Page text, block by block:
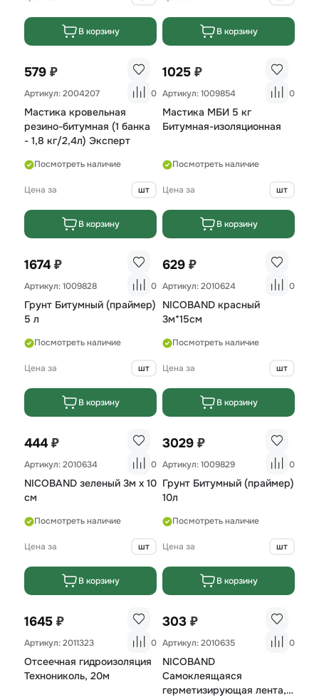
В корзину В корзину
579 ₽
Артикул: 2004207 0
Мастика кровельная
резино-битумная (1 банка
- 1,8 кг/2,4л) Эксперт
Посмотреть наличие
Цена за шт
В корзину
1025 ₽
Артикул: 1009854 0
Мастика МБИ 5 кг
Битумная-изоляционная
Посмотреть наличие
Цена за шт
В корзину
1674 ₽
Артикул: 1009828 0
Грунт Битумный (праймер)
5 л
Посмотреть наличие
Цена за шт
В корзину
629 ₽
Артикул: 2010624 0
NICOBAND красный
3м*15см
Посмотреть наличие
Цена за шт
В корзину
444 ₽
Артикул: 2010634 0
NICOBAND зеленый 3м х 10
см
Посмотреть наличие
Цена за шт
В корзину
3029 ₽
Артикул: 1009829 0
Грунт Битумный (праймер)
10л
Посмотреть наличие
Цена за шт
В корзину
1645 ₽
Артикул: 2011323 0
Отсеечная гидроизоляция
Технониколь, 20м
303 ₽
Артикул: 2010635 0
NICOBAND
Самоклеящаяся
герметизирующая лента,